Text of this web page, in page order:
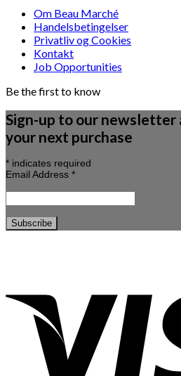
Om Beau Marché
Handelsbetingelser
Privatliv og Cookies
Kontakt
Job Opportunities
Be the first to know
Sign-up to our newsletter
your next purchase
* indicates required
Email Address *